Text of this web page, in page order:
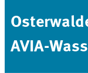
AVIA-